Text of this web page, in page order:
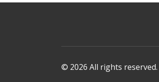
© 2026 All rights reserved.